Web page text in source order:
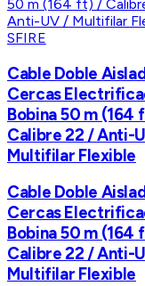
SFIRE
Cable Doble
Cercas
Bobina 50 m (164
Calibre 22 / Anti-
Multifilar Flexible
Cable Doble
Cercas
Bobina 50 m (164
Calibre 22 / Anti-
Multifilar Flexible